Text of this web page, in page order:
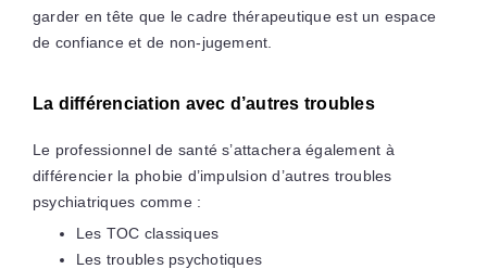
garder en tête que le cadre thérapeutique est un espace
de confiance et de non-jugement.
La différenciation avec d’autres troubles
Le professionnel de santé s’attachera également à
différencier la phobie d’impulsion d’autres troubles
psychiatriques comme :
Les TOC classiques
Les troubles psychotiques